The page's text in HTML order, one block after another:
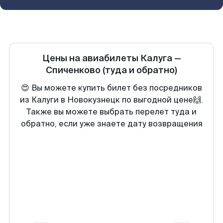
Цены на авиабилеты Калуга—
Спиченково (туда и обратно)
😍 Вы можете купить билет без посредников
из Калуги в Новокузнецк по выгодной цене🙌.
Также вы можете выбрать перелет туда и
обратно, если уже знаете дату возвращения